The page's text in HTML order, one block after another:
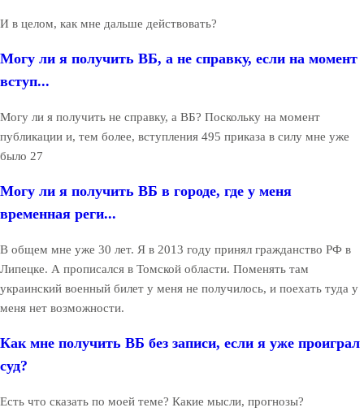
И в целом, как мне дальше действовать?
Могу ли я получить ВБ, а не справку, если на момент
вступ...
Могу ли я получить не справку, а ВБ? Поскольку на момент
публикации и, тем более, вступления 495 приказа в силу мне уже
было 27
Могу ли я получить ВБ в городе, где у меня
временная реги...
В общем мне уже 30 лет. Я в 2013 году принял гражданство РФ в
Липецке. А прописался в Томской области. Поменять там
украинский военный билет у меня не получилось, и поехать туда у
меня нет возможности.
Как мне получить ВБ без записи, если я уже проиграл
суд?
Есть что сказать по моей теме? Какие мысли, прогнозы?